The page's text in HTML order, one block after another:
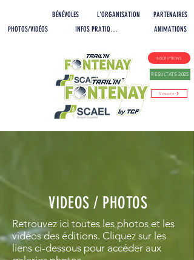
BÉNÉVOLES
PHOTOS/VIDÉOS
ANIMATIONS
PARTENAIRES
L'ORGANISATION
INFOS PRATIQUES
RESULTATS 2025
INSCRIPTIONS
S'inscrire
VIDEOS / PHOTOS
Retrouvez ici toutes les photos et les
vidéos des éditions. Cliquez sur les
liens ci-dessous pour accéder aux